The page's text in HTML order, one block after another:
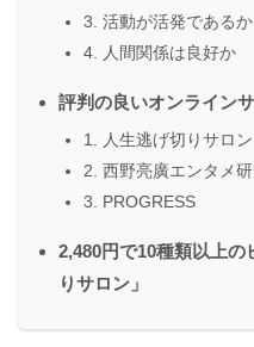
3. 活動が活発であるか
4. 人間関係は良好か
評判の良いオンライン
1. 人生逃げ切りサロン
2. 西野亮廣エンタメ
3. PROGRESS
2,480円で10種類以上
りサロン」